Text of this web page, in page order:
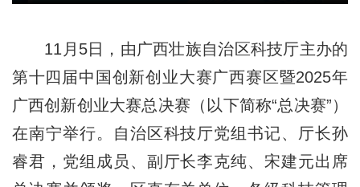
11月5日，由广西壮族自治区科技厅主办的
第十四届中国创新创业大赛广西赛区暨2025年
广西创新创业大赛总决赛（以下简称“总决赛”）
在南宁举行。自治区科技厅党组书记、厅长孙
睿君，党组成员、副厅长李克纯、宋建元出席